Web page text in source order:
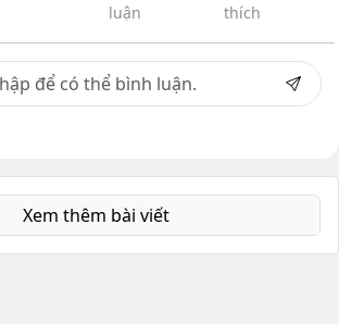
luận
thích
Xem thêm bài viết